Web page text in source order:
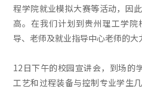
程学院就业模拟大赛等活动，因
高。在我们计划到贵州理工学
导、老师及就业指导中心老师的大
12日下午的校园宣讲会，到场的
工艺和过程装备与控制专业学生